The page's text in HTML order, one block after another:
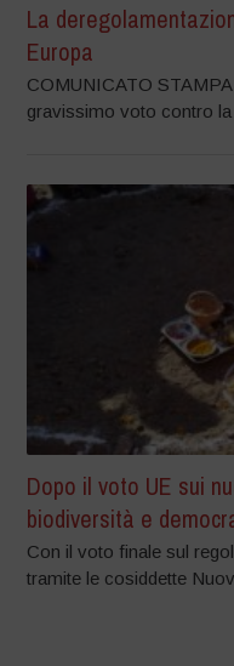
La
Europa
COMUNICATO
gravissimo voto contro
Dopo il voto UE sui
biodiversità e
Con il voto finale sul
tramite le cosiddette